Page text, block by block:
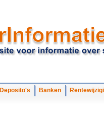
Deposito's Banken